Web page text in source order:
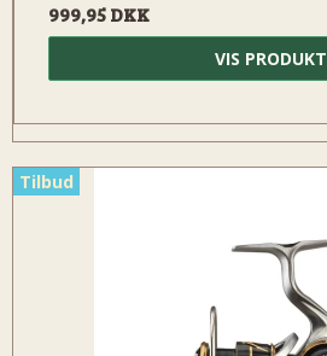
999,95 DKK
VIS PRODUKT
Tilbud